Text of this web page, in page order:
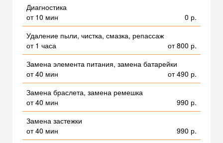
Диагностика
от 10 мин
0 р.
Удаление пыли, чистка, смазка, репассаж
от 1 часа
от 800 р.
Замена элемента питания, замена батарейки
от 40 мин
от 490 р.
Замена браслета, замена ремешка
от 40 мин
990 р.
Замена застежки
от 40 мин
990 р.